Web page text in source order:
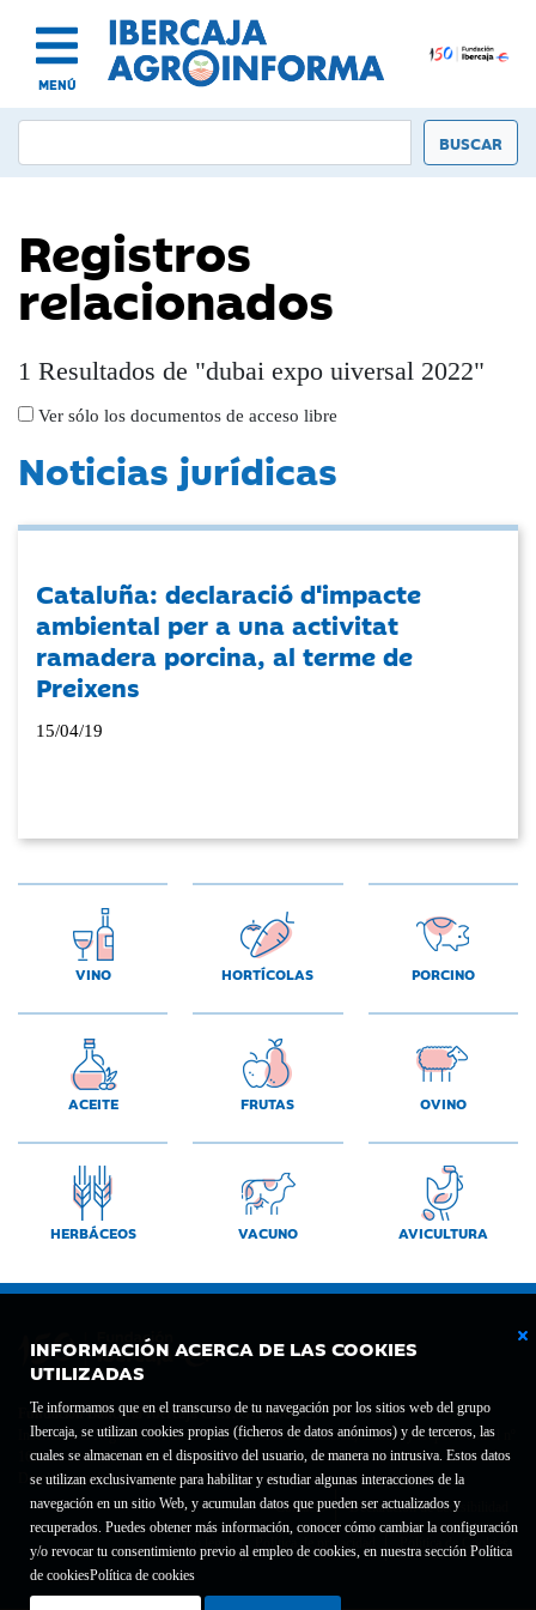
MENÚ
INFORMACIÓN ACERCA DE LAS COOKIES
UTILIZADAS
Te informamos que en el transcurso de tu navegación por los sitios web del grupo
Ibercaja, se utilizan cookies propias (ficheros de datos anónimos) y de terceros, las
cuales se almacenan en el dispositivo del usuario, de manera no intrusiva. Estos datos
se utilizan exclusivamente para habilitar y estudiar algunas interacciones de la
navegación en un sitio Web, y acumulan datos que pueden ser actualizados y
recuperados. Puedes obtener más información, conocer cómo cambiar la configuración
y/o revocar tu consentimiento previo al empleo de cookies, en nuestra sección Política
de cookiesPolítica de cookies
Registros
relacionados
1 Resultados de "dubai expo uiversal 2022"
Ver sólo los documentos de acceso libre
Noticias jurídicas
Cataluña: declaració d'impacte
ambiental per a una activitat
ramadera porcina, al terme de
Preixens
15/04/19
VINO HORTÍCOLAS PORCINO
ACEITE FRUTAS OVINO
HERBÁCEOS VACUNO AVICULTURA
Fundación Bancaria Ibercaja C.I.F. G-50000652.
Inscrita en el Registro de Fundaciones del Mº de Educación, Cultura y Deporte con el nº
1689.
Domicilio social: Joaquín Costa, 13. 50001 Zaragoza.
Contacto
Declaración de accesibilidad
Aviso legal Política de privacidad Política de Cookies